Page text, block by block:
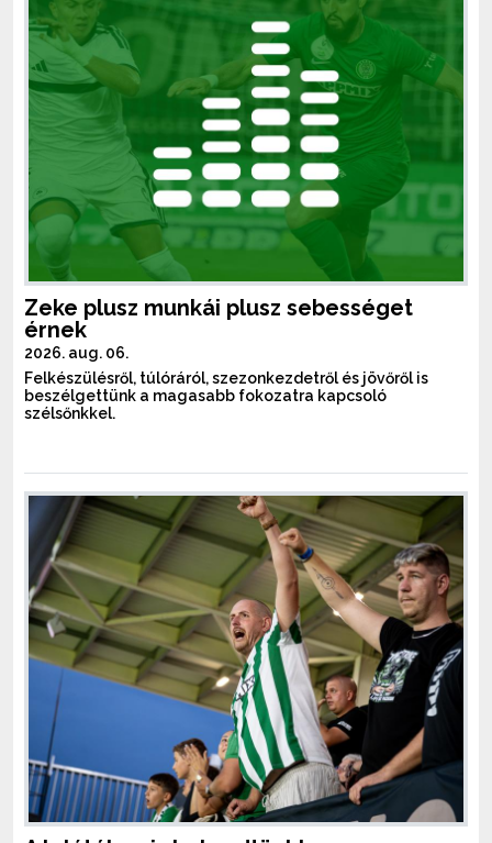
Zeke plusz munkái plusz sebességet
érnek
2026. aug. 06.
Felkészülésről, túlóráról, szezonkezdetről és jövőről is
beszélgettünk a magasabb fokozatra kapcsoló
szélsőnkkel.